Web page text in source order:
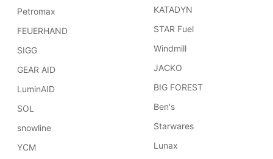
Petromax
FEUERHAND
SIGG
GEAR AID
LuminAID
SOL
snowline
YCM
KATADYN
STAR Fuel
Windmill
JACKO
BIG FOREST
Ben's
Starwares
Lunax